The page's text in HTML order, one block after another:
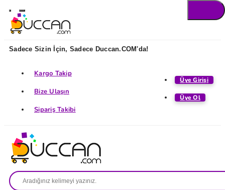
Sadece Sizin İçin, Sadece Duccan.COM'da!
Üye Girişi
Üye Ol
Kargo Takip
Bize Ulaşın
Sipariş Takibi